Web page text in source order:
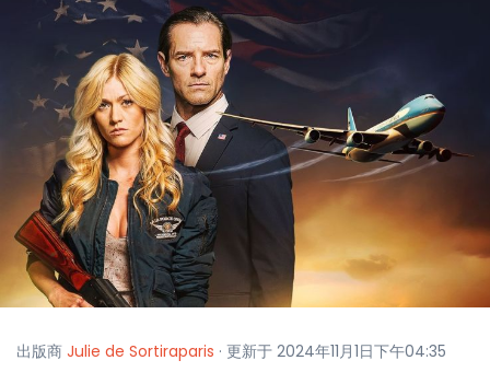
出版商 Julie de Sortiraparis · 更新于 2024年11月1日下午04:35